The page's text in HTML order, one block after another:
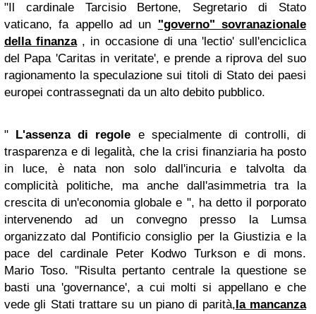
"Il cardinale Tarcisio Bertone, Segretario di Stato
vaticano, fa appello ad un "governo" sovranazionale
della finanza, in occasione di una 'lectio' sull'enciclica
del Papa 'Caritas in veritate', e prende a riprova del suo
ragionamento la speculazione sui titoli di Stato dei paesi
europei contrassegnati da un alto debito pubblico.
" L'assenza di regole e specialmente di controlli, di
trasparenza e di legalità, che la crisi finanziaria ha posto
in luce, è nata non solo dall'incuria e talvolta da
complicità politiche, ma anche dall'asimmetria tra la
crescita di un'economia globale e ", ha detto il porporato
intervenendo ad un convegno presso la Lumsa
organizzato dal Pontificio consiglio per la Giustizia e la
pace del cardinale Peter Kodwo Turkson e di mons.
Mario Toso. "Risulta pertanto centrale la questione se
basti una 'governance', a cui molti si appellano e che
vede gli Stati trattare su un piano di parità,la mancanza